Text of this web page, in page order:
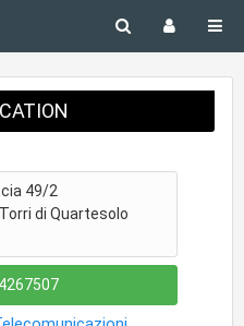
49/2
Torri di Quartesolo